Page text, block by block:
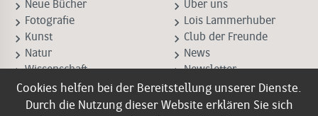
Cookies helfen bei der Bereitstellung unserer Dienste.
Durch die Nutzung dieser Website erklären Sie sich
keyboard_arrow_right Neue Bücher
keyboard_arrow_right Fotografie
keyboard_arrow_right Kunst
keyboard_arrow_right Natur
keyboard_arrow_rightWissenschaft
keyboard_arrow_rightCorporate Books
keyboard_arrow_right Über uns
keyboard_arrow_right Lois Lammerhuber
keyboard_arrow_right Club der Freunde
keyboard_arrow_right News
keyboard_arrow_rightNewsletter
keyboard_arrow_rightPresse-Downloads